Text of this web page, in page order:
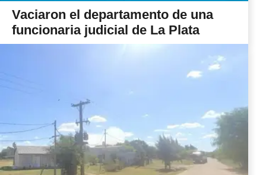
Vaciaron el departamento de una
funcionaria judicial de La Plata